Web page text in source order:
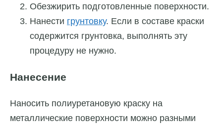
Обезжирить подготовленные поверхности.
Нанести грунтовку. Если в составе краски
содержится грунтовка, выполнять эту
процедуру не нужно.
Нанесение
Наносить полиуретановую краску на
металлические поверхности можно разными